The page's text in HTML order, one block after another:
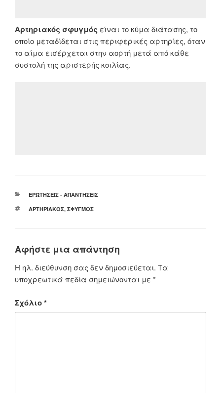
Αρτηριακός σφυγμός είναι το κύμα διάτασης, το
οποίο μεταδίδεται στις περιφερικές αρτηρίες, όταν
το αίμα εισέρχεται στην αορτή μετά από κάθε
συστολή της αριστερής κοιλίας.
ΚΑΤΗΓΟΡΊΕΣ
ΕΡΩΤΉΣΕΙΣ - ΑΠΑΝΤΉΣΕΙΣ
ΕΤΙΚΈΤΕΣ
ΑΡΤΗΡΙΑΚΌΣ, ΣΦΥΓΜΌΣ
Αφήστε μια απάντηση
Η ηλ. διεύθυνση σας δεν δημοσιεύεται. Τα
υποχρεωτικά πεδία σημειώνονται με *
Σχόλιο*